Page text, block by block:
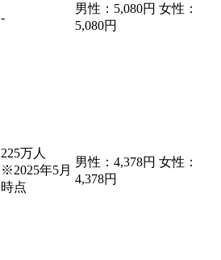
-
男性：5,080円 女性：
5,080円
225万人
※2025年5月
時点
男性：4,378円 女性：
4,378円